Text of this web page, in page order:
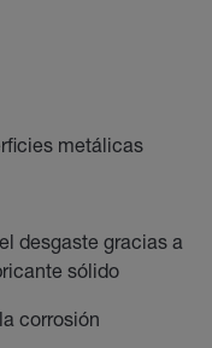
metálicas
desgaste gracias a
sólido
corrosión